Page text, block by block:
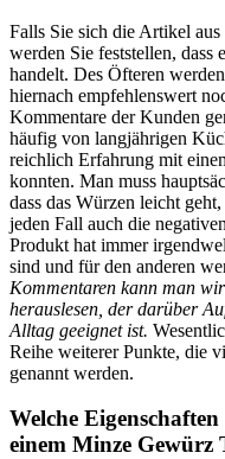
Falls Sie sich die Artikel
werden Sie feststellen, dass
handelt. Des Öfteren
hiernach empfehlenswert
Kommentare der Kunden
häufig von langjährigen
reichlich Erfahrung mit
konnten. Man muss
dass das Würzen leicht
jeden Fall auch die
Produkt hat immer
sind und für den anderen
Kommentaren kann man
herauslesen, der darüber
Alltag geeignet ist.
Reihe weiterer Punkte, die
genannt werden.
Welche
einem Minze Gewürz